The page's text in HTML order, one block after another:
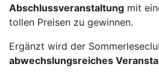
Abschlussveranstaltung mit
tollen Preisen zu gewinnen.
Ergänzt wird der
abwechslungsreiches